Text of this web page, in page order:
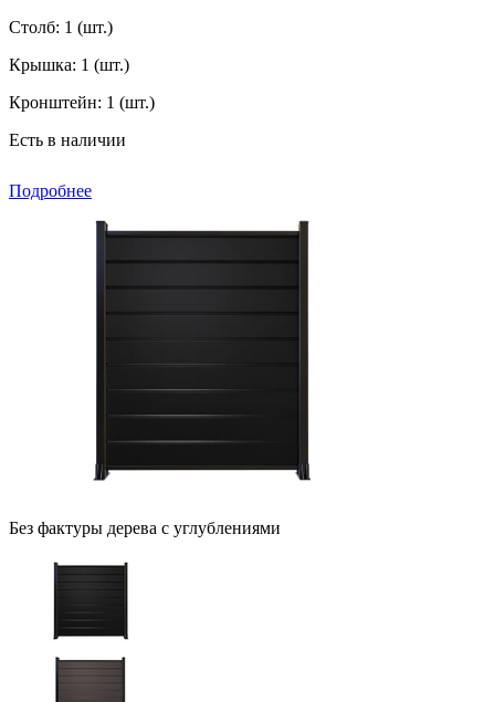
Столб: 1 (шт.)
Крышка: 1 (шт.)
Кронштейн: 1 (шт.)
Есть в наличии
Подробнее
Без фактуры дерева с углублениями